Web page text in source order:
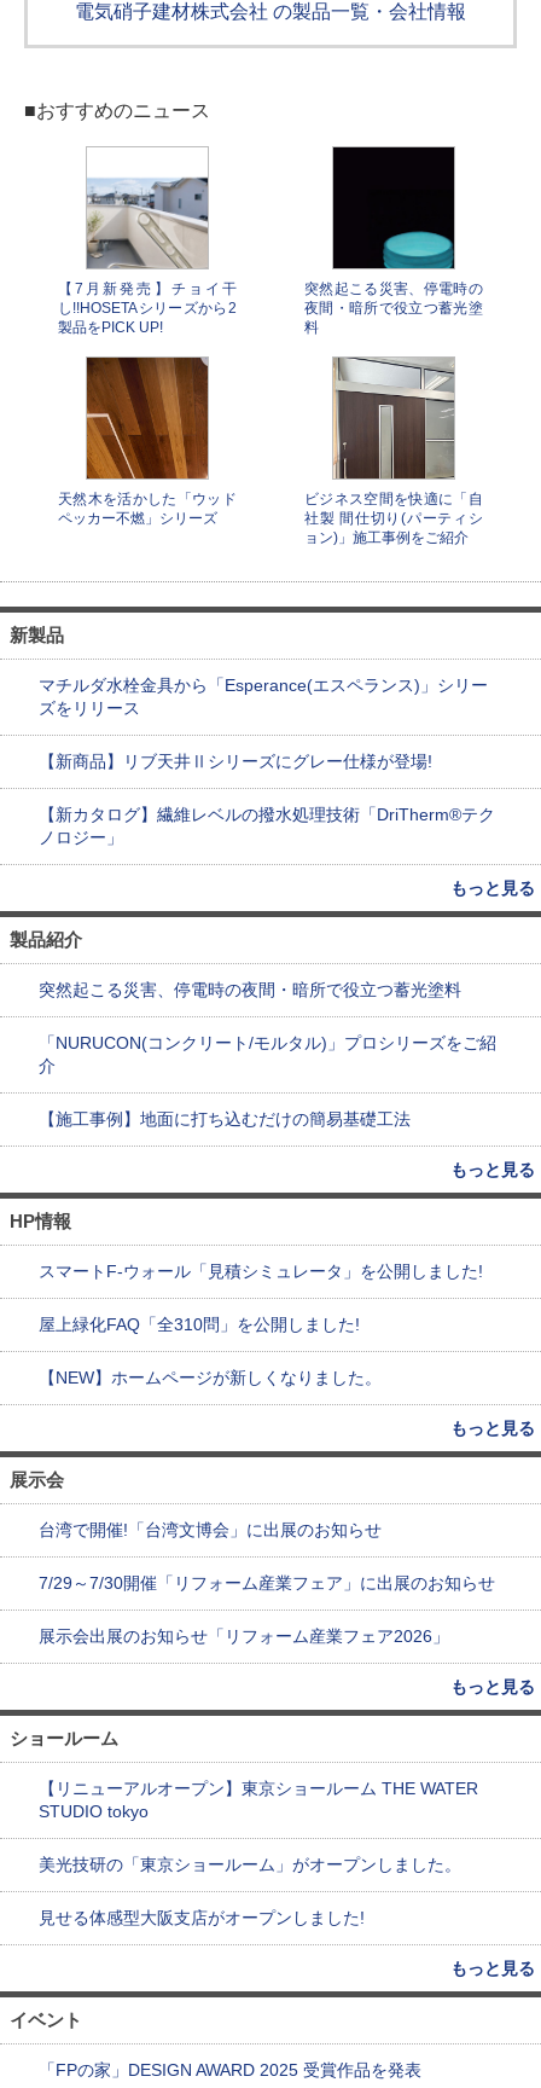
電気硝子建材株式会社 の製品一覧・会社情報
■おすすめのニュース
【7月新発売】チョイ干
し!!HOSETAシリーズから2
製品をPICK UP!
突然起こる災害、停電時の
夜間・暗所で役立つ蓄光塗
料
天然木を活かした「ウッド
ペッカー不燃」シリーズ
ビジネス空間を快適に「自
社製 間仕切り(パーティシ
ョン)」施工事例をご紹介
新製品
マチルダ水栓金具から「Esperance(エスペランス)」シリー
ズをリリース
【新商品】リブ天井Ⅱシリーズにグレー仕様が登場!
【新カタログ】繊維レベルの撥水処理技術「DriTherm®テク
ノロジー」
もっと見る
製品紹介
突然起こる災害、停電時の夜間・暗所で役立つ蓄光塗料
「NURUCON(コンクリート/モルタル)」プロシリーズをご紹
介
【施工事例】地面に打ち込むだけの簡易基礎工法
もっと見る
HP情報
スマートF-ウォール「見積シミュレータ」を公開しました!
屋上緑化FAQ「全310問」を公開しました!
【NEW】ホームページが新しくなりました。
もっと見る
展示会
台湾で開催!「台湾文博会」に出展のお知らせ
7/29～7/30開催「リフォーム産業フェア」に出展のお知らせ
展示会出展のお知らせ「リフォーム産業フェア2026」
もっと見る
ショールーム
【リニューアルオープン】東京ショールーム THE WATER
STUDIO tokyo
美光技研の「東京ショールーム」がオープンしました。
見せる体感型大阪支店がオープンしました!
もっと見る
イベント
「FPの家」DESIGN AWARD 2025 受賞作品を発表